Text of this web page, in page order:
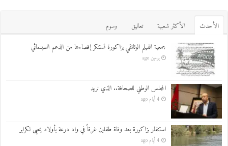
اﻷحدث اﻷكثر شعبية تعاليق
وسوم
جمعية الفيلم الوثائقي بزاكورة تستنكر إقصاءها من الدعم السينمائي
يومين ago
المجلس الوطني للصحافة.. الذي نريد
4 أيام ago
استنفار بزاكورة بعد وفاة طفلين غرقاً في واد درعة بأولاد يحيى لكراير
4 أيام ago